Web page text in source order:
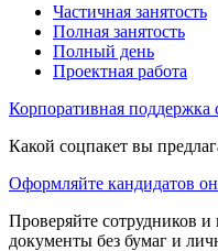
Частичная занятость
Полная занятость
Полный день
Проектная работа
Корпоративная поддержка
Какой соцпакет вы
Оформляйте кандидатов
Проверяйте сотрудников
документы без бумаг и